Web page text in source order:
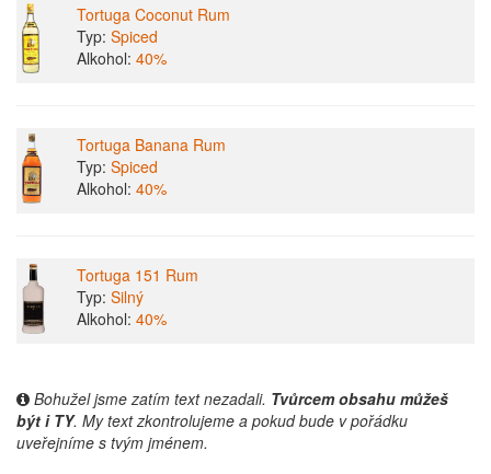
Tortuga Coconut Rum
Typ: Spiced
Alkohol: 40%
Tortuga Banana Rum
Typ: Spiced
Alkohol: 40%
Tortuga 151 Rum
Typ: Silný
Alkohol: 40%
Bohužel jsme zatím text nezadali. Tvůrcem obsahu můžeš
být i TY. My text zkontrolujeme a pokud bude v pořádku
uveřejníme s tvým jménem.